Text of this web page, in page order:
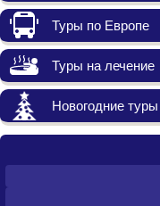
Туры по Европе
Туры на лечение
Новогодние туры